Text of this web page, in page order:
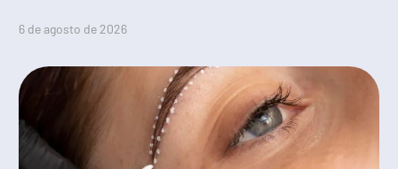
6 de agosto de 2026